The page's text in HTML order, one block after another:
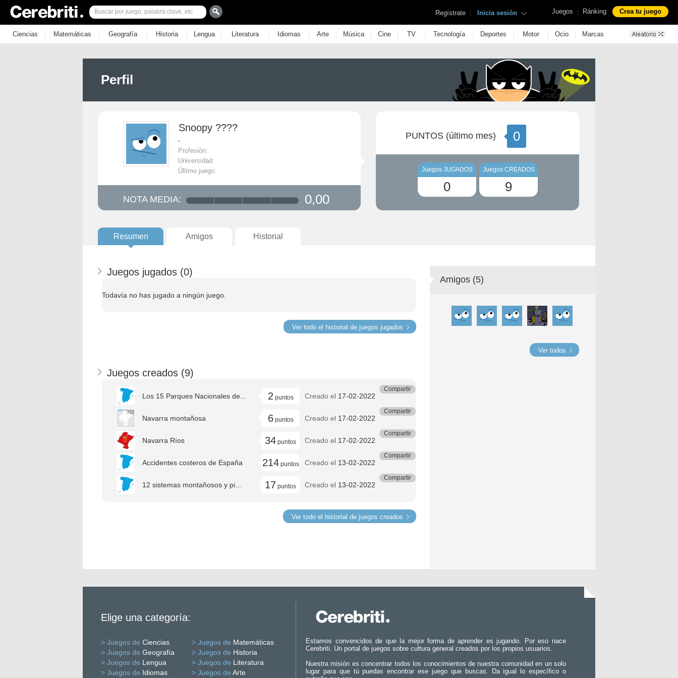
Juegos | Ránking Crea tu juego
Regístrate | Inicia sesión
Ciencias | Matemáticas | Geografía | Historia | Lengua | Literatura | Idiomas | Arte | Música | Cine | TV | Tecnología | Deportes | Motor | Ocio | Marcas
Perfil
Snoopy ????
-
Profesión:
Universidad:
Último juego:
NOTA MEDIA: 0,00
PUNTOS (último mes) 0
Juegos JUGADOS
0
Juegos CREADOS
9
Resumen Amigos Historial
Juegos jugados (0)
Todavía no has jugado a ningún juego.
Ver todo el historial de juegos jugados
Juegos creados (9)
Los 15 Parques Nacionales de... 2puntos Creado el 17-02-2022
Compartir
Navarra montañosa 6puntos Creado el 17-02-2022
Compartir
Navarra Ríos 34 puntos Creado el 17-02-2022
Compartir
Accidentes costeros de España 214puntos Creado el 13-02-2022
Compartir
12 sistemas montañosos y pi... 17 puntos Creado el 13-02-2022
Compartir
Ver todo el historial de juegos creados
Amigos (5)
Ver todos
Elige una categoría:
> Juegos de Ciencias > Juegos de Matemáticas
> Juegos de Geografía > Juegos de Historia
> Juegos de Lengua > Juegos de Literatura
> Juegos de Idiomas > Juegos de Arte
Estamos convencidos de que la mejor forma de aprender es jugando. Por eso nace
Cerebriti. Un portal de juegos sobre cultura general creados por los propios usuarios.
Nuestra misión es concentrar todos los conocimientos de nuestra comunidad en un solo
lugar para que tú puedas encontrar ese juego que buscas. Da igual lo específico o